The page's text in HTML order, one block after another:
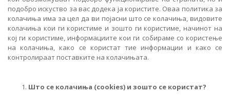
подобро искуство за вас додека ја користите. Оваа политика за
колачиња има за цел да ви појасни што се колачиња, видовите
колачиња кои ги користиме и зошто ги користиме, начинот на
кој ги користиме, информациите кои ги собираме со користење
на колачиња, како се користат тие информации и како се
контролираат поставките на колачињата.
Што се колачиња (cookies) и зошто се користат?